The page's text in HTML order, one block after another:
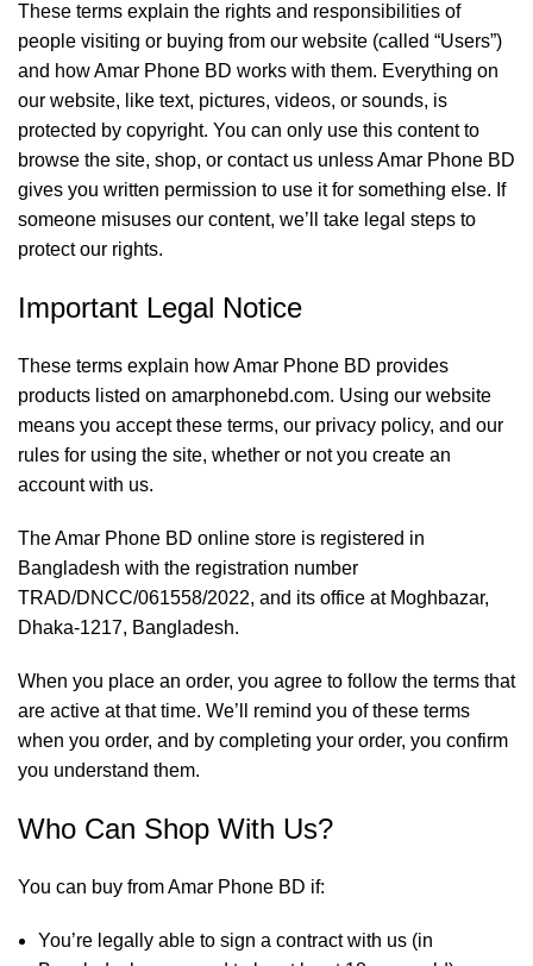
These terms explain the rights and responsibilities of
people visiting or buying from our website (called “Users”)
and how Amar Phone BD works with them. Everything on
our website, like text, pictures, videos, or sounds, is
protected by copyright. You can only use this content to
browse the site, shop, or contact us unless Amar Phone BD
gives you written permission to use it for something else. If
someone misuses our content, we’ll take legal steps to
protect our rights.
Important Legal Notice
These terms explain how Amar Phone BD provides
products listed on amarphonebd.com. Using our website
means you accept these terms, our privacy policy, and our
rules for using the site, whether or not you create an
account with us.
The Amar Phone BD online store is registered in
Bangladesh with the registration number
TRAD/DNCC/061558/2022, and its office at Moghbazar,
Dhaka-1217, Bangladesh.
When you place an order, you agree to follow the terms that
are active at that time. We’ll remind you of these terms
when you order, and by completing your order, you confirm
you understand them.
Who Can Shop With Us?
You can buy from Amar Phone BD if:
You’re legally able to sign a contract with us (in